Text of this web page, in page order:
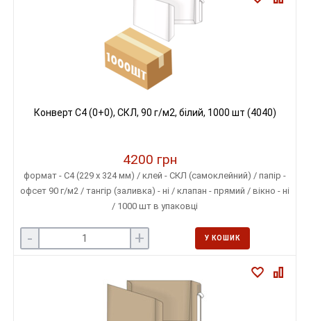
Конверт C4 (0+0), СКЛ, 90 г/м2, білий, 1000 шт (4040)
4200 грн
формат - С4 (229 х 324 мм) / клей - СКЛ (самоклейний) / папір -
офсет 90 г/м2 / тангір (заливка) - ні / клапан - прямий / вікно - ні
/ 1000 шт в упаковці
- + У КОШИК